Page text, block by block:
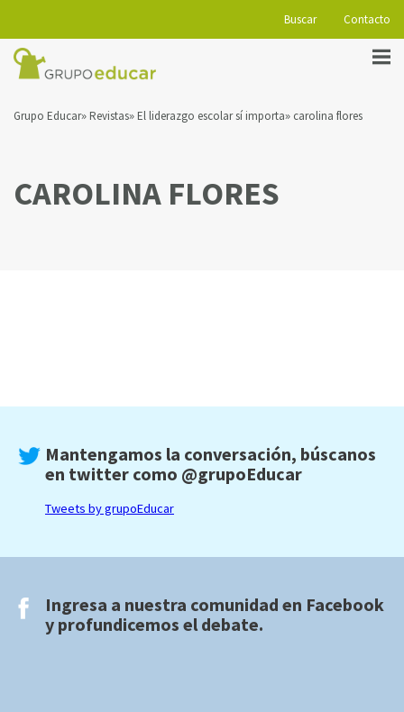
Buscar Contacto
Grupo Educar Revistas El liderazgo escolar sí importa carolina flores
CAROLINA FLORES
Mantengamos la conversación, búscanos
en twitter como @grupoEducar
Tweets by grupoEducar
Ingresa a nuestra comunidad en Facebook
y profundicemos el debate.